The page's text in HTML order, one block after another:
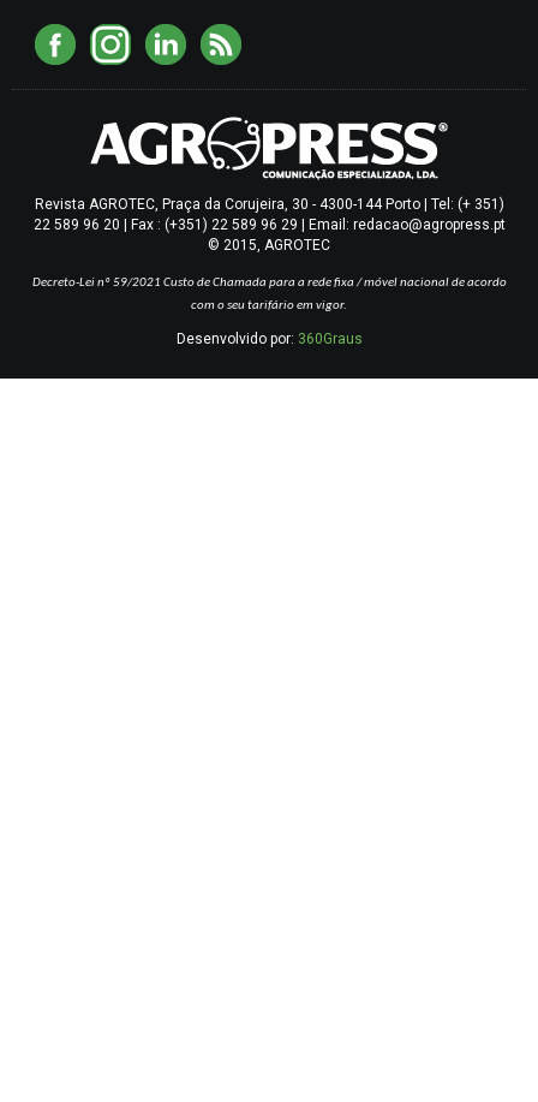
Revista AGROTEC, Praça da Corujeira, 30 - 4300-144 Porto | Tel: (+ 351)
22 589 96 20 | Fax : (+351) 22 589 96 29 | Email: redacao@agropress.pt
© 2015, AGROTEC
Decreto-Lei nº 59/2021 Custo de Chamada para a rede fixa / móvel nacional de acordo
com o seu tarifário em vigor.
Desenvolvido por: 360Graus